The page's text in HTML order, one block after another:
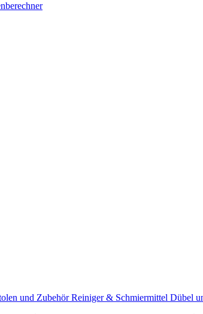
und ZubehörReiniger & Schmiermittel Dübel